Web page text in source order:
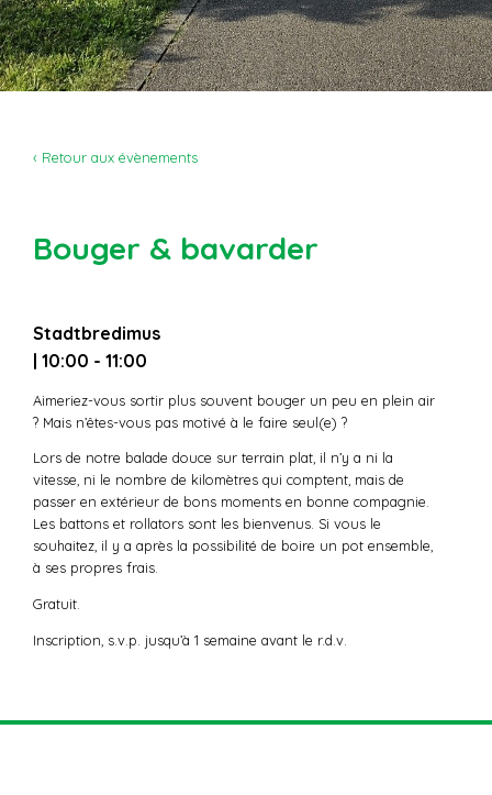
‹ Retour aux évènements
Bouger & bavarder
Stadtbredimus
| 10:00 - 11:00
Aimeriez-vous sortir plus souvent bouger un peu en plein air
? Mais n’êtes-vous pas motivé à le faire seul(e) ?
Lors de notre balade douce sur terrain plat, il n’y a ni la
vitesse, ni le nombre de kilomètres qui comptent, mais de
passer en extérieur de bons moments en bonne compagnie.
Les battons et rollators sont les bienvenus. Si vous le
souhaitez, il y a après la possibilité de boire un pot ensemble,
à ses propres frais.
Gratuit.
Inscription, s.v.p. jusqu’à 1 semaine avant le r.d.v.